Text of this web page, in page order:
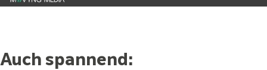
Auch spannend: